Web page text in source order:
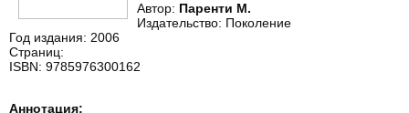
Автор: Паренти М.
Издательство: Поколение
Год издания: 2006
Страниц:
ISBN: 9785976300162
Аннотация: